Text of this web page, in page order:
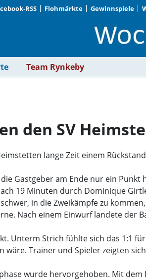
RSS Flohmärkte Gewinnspiele
Schwaig
Team Rynkeby
den SV
lange Zeit einem
Gastgeber am Ende nur ein Punkt
19 Minuten durch Dominique
in die Zweikämpfe zu
Nach einem Einwurf landete der
Unterm Strich fühlte sich das 1:1
wäre. Trainer und Spieler zeigten
wurde hervorgehoben. Mit